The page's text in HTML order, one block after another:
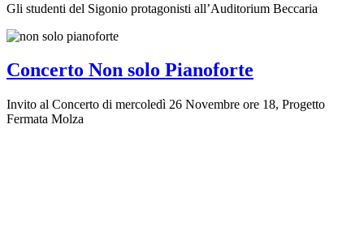
Gli studenti del Sigonio protagonisti all’Auditorium Beccaria
Concerto Non solo Pianoforte
Invito al Concerto di mercoledì 26 Novembre ore 18, Progetto
Fermata Molza